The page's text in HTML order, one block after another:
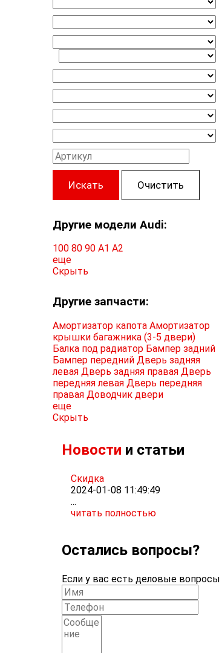
Искать Очистить
Другие модели Audi:
100 80 90 A1 A2
еще
Скрыть
Другие запчасти:
Амортизатор капота Амортизатор
крышки багажника (3-5 двери)
Балка под радиатор Бампер задний
Бампер передний Дверь задняя
левая Дверь задняя правая Дверь
передняя левая Дверь передняя
правая Доводчик двери
еще
Скрыть
Новости и статьи
Скидка
2024-01-08 11:49:49
...
читать полностью
Остались вопросы?
Если у вас есть деловые